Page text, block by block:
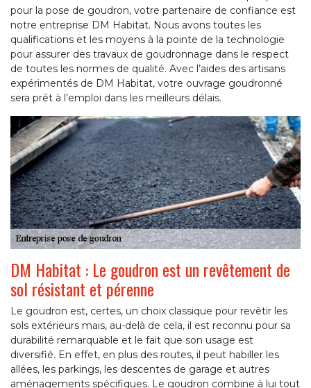
pour la pose de goudron, votre partenaire de confiance est
notre entreprise DM Habitat. Nous avons toutes les
qualifications et les moyens à la pointe de la technologie
pour assurer des travaux de goudronnage dans le respect
de toutes les normes de qualité. Avec l’aides des artisans
expérimentés de DM Habitat, votre ouvrage goudronné
sera prêt à l’emploi dans les meilleurs délais.
DM Habitat : Le goudron est un revêtement de
sol résistant et pérenne
Le goudron est, certes, un choix classique pour revêtir les
sols extérieurs mais, au-delà de cela, il est reconnu pour sa
durabilité remarquable et le fait que son usage est
diversifié. En effet, en plus des routes, il peut habiller les
allées, les parkings, les descentes de garage et autres
aménagements spécifiques. Le goudron combine à lui tout